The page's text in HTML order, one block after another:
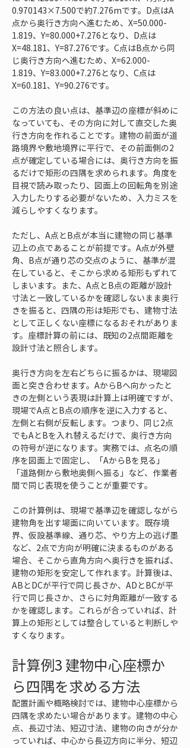
0.970143×7.500で約7.276mです。D点はA
点から奥行き方向へ進むため、X=50.000-
1.819、Y=80.000+7.276となり、D点は
X=48.181、Y=87.276です。C点はB点から同
じ奥行き方向へ進むため、X=62.000-
1.819、Y=83.000+7.276となり、C点は
X=60.181、Y=90.276です。
この方法の良い点は、基準辺の座標が斜めに
なっていても、その方向に対して直交した奥
行き方向を作れることです。建物の前面が道
路境界や敷地境界に平行で、その前面側の2
点が確定している場合には、奥行き方向を振
るだけで矩形の四隅を求められます。角度を
目視で読み取ったり、図面上の回転角を別途
入力したりする必要がないため、入力ミスを
減らしやすくなります。
ただし、A点とB点が本当に建物の同じ基準
辺上の点であることが前提です。A点が外壁
角、B点が通り芯の交点のように、基準が混
在していると、そこから求める矩形もずれて
しまいます。また、A点とB点の距離が設計
寸法と一致しているかを確認しないまま奥行
きを振ると、四隅の形は矩形でも、建物寸法
として正しくない座標になるおそれがありま
す。座標計算の前には、既知の2点間距離を
設計寸法と照合します。
奥行き方向を左右どちらに振るかは、現場図
面と突き合わせます。AからBへ向かったと
きの左側という表現は計算上は明確ですが、
現場でA点とB点の順序を逆に入力すると、
左側と右側が反転します。つまり、同じ2点
でもAとBを入れ替えるだけで、奥行き方向
の符号が逆になります。実務では、点名の順
序を図面上で固定し、「AからBを見る」
「道路側から敷地奥側へ振る」など、作業者
間で同じ表現を使うことが重要です。
この計算例は、現場で基準辺を確認しながら
建物角を出す場面に向いています。既存境
界、仮設基準線、通り芯、やり方上の逃げ墨
など、2点で方向が明確に決まるものがある
場合、そこから直角方向へ奥行きを振れば、
建物の矩形を安定して作れます。計算後は、
ABとDCが平行で同じ長さか、ADとBCが平
行で同じ長さか、さらに対角距離が一致する
かを確認します。これらが合っていれば、計
算上の矩形としては整合していると判断しや
すくなります。
計算例3 建物中心座標か
ら四隅を求める方法
配置計画や概略検討では、建物中心座標から
四隅を求めたい場合があります。建物の中心
点、長辺寸法、短辺寸法、建物の向きが分か
っていれば、中心から長辺方向に半分、短辺